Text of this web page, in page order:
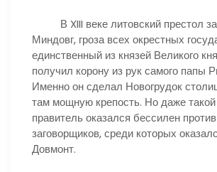
В XIII веке литовский престол
Миндовг, гроза всех окрестных
единственный из князей Великого
получил корону из рук самого папы
Именно он сделал Новогрудок
там мощную крепость. Но даже такой
правитель оказался бессилен
заговорщиков, среди которых
Довмонт.